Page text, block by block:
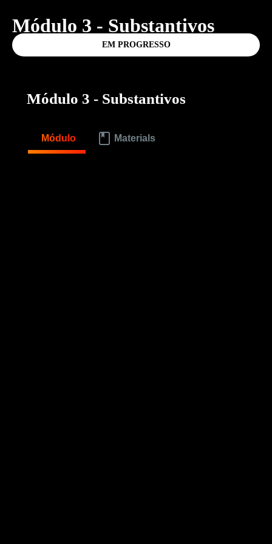
Módulo 3 - Substantivos
EM PROGRESSO
Módulo 3 - Substantivos
Módulo Materials